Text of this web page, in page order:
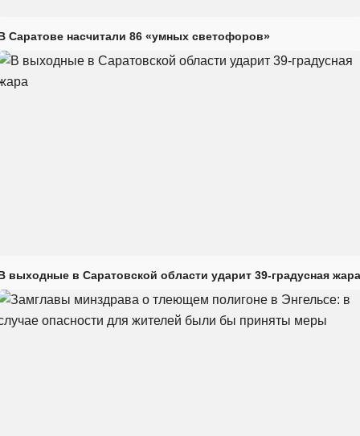
Саратове насчитали 86 «умных светофоров»
выходные в Саратовской области ударит 39-градусная жара